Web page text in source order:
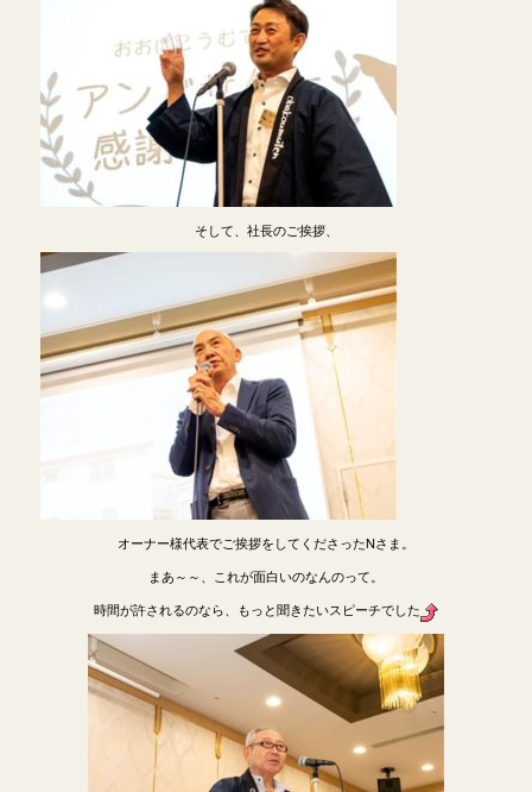
そして、社長のご挨拶、
オーナー様代表でご挨拶をしてくださったNさま。
まあ～～、これが面白いのなんのって。
時間が許されるのなら、もっと聞きたいスピーチでした